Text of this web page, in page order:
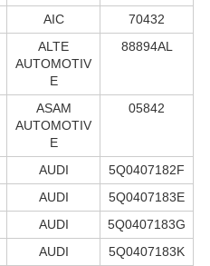
AIC
70432
ALTE
AUTOMOTIV
E
88894AL
ASAM
AUTOMOTIV
E
05842
AUDI
5Q0407182F
AUDI
5Q0407183E
AUDI
5Q0407183G
AUDI 5Q0407183K